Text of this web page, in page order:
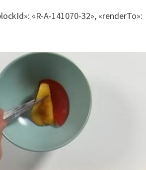
«R-A-141070-32», «renderTo»: